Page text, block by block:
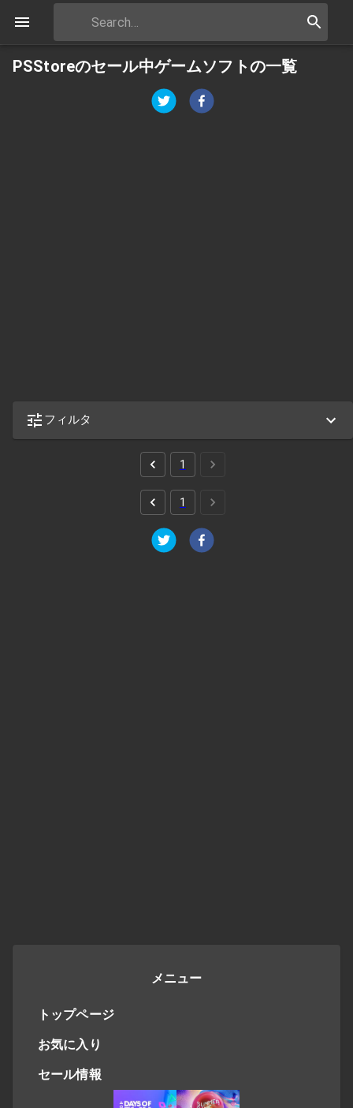
PSStoreのセール中ゲームソフトの一覧
フィルタ
1
1
メニュー
トップページ
お気に入り
セール情報